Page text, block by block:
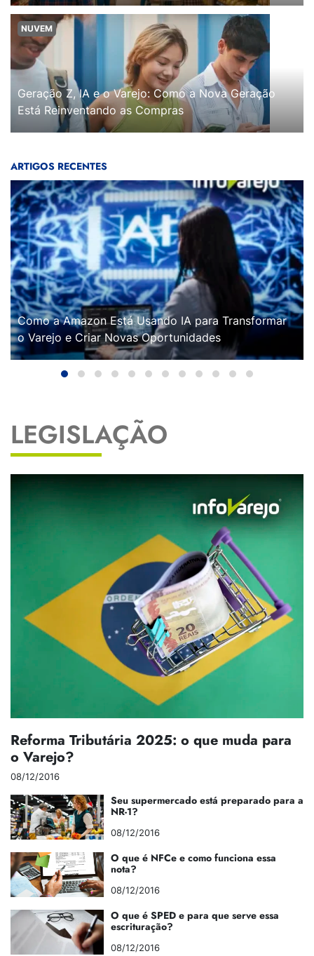
NUVEM
Geração Z, IA e o Varejo: Como a Nova Geração
Está Reinventando as Compras
ARTIGOS RECENTES
Como a Amazon Está Usando IA para Transformar
o Varejo e Criar Novas Oportunidades
LEGISLAÇÃO
Reforma Tributária 2025: o que muda para
o Varejo?
08/12/2016
Seu supermercado está preparado para a
NR-1?
08/12/2016
O que é NFCe e como funciona essa
nota?
08/12/2016
O que é SPED e para que serve essa
escrituração?
08/12/2016